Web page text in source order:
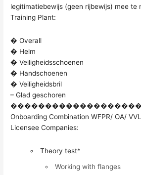
legitimatiebewijs (geen rijbewijs) mee te
Training Plant:
� Overall
� Helm
� Veiligheidsschoenen
� Handschoenen
� Veiligheidsbril
– Glad geschoren
�������������������
Onboarding Combination WFPR/ OA/
Licensee Companies:
Theory test*
Working with flanges